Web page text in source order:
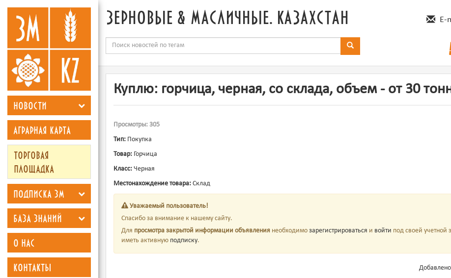
новости
аграрная карта
торговая
площадка
подписка зм
база знаний
о нас
контакты
зерновые & масличные. казахстан E-
Куплю: горчица, черная, со склада, объем - от 30
Просмотры: 305
Тип: Покупка
Товар: Горчица
Класс: Черная
Местонахождение товара: Склад
Уважаемый пользователь!
Спасибо за внимание к нашему сайту.
Для просмотра закрытой информации объявления необходимо зарегистрироваться и войти под своей учетной
иметь активную подписку.